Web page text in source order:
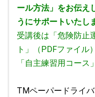
ール方法」をお伝え
うにサポートいたし
受講後は「危険防止
ト」（PDFファイル
「自主練習用コース
TMペーパードライ